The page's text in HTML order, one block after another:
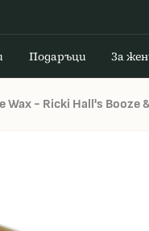
Подаръци За
- Ricki Hall's Booze